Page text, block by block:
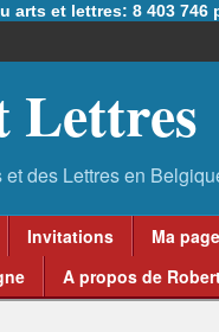
et lettres: 8 403 746
Lettres
Invitations
Ma page
A propos de